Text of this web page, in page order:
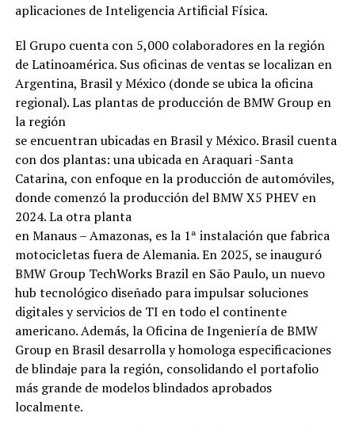
aplicaciones de Inteligencia Artificial Física.
El Grupo cuenta con 5,000 colaboradores en la región
de Latinoamérica. Sus oficinas de ventas se localizan en
Argentina, Brasil y México (donde se ubica la oficina
regional). Las plantas de producción de BMW Group en
la región
se encuentran ubicadas en Brasil y México. Brasil cuenta
con dos plantas: una ubicada en Araquari -Santa
Catarina, con enfoque en la producción de automóviles,
donde comenzó la producción del BMW X5 PHEV en
2024. La otra planta
en Manaus – Amazonas, es la 1ª instalación que fabrica
motocicletas fuera de Alemania. En 2025, se inauguró
BMW Group TechWorks Brazil en São Paulo, un nuevo
hub tecnológico diseñado para impulsar soluciones
digitales y servicios de TI en todo el continente
americano. Además, la Oficina de Ingeniería de BMW
Group en Brasil desarrolla y homologa especificaciones
de blindaje para la región, consolidando el portafolio
más grande de modelos blindados aprobados
localmente.